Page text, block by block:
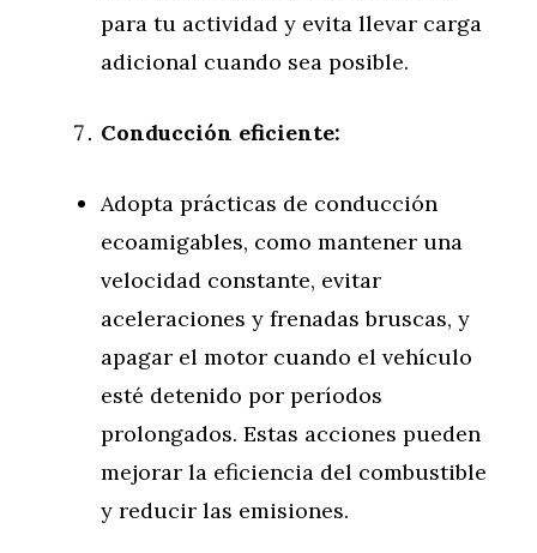
para tu actividad y evita llevar carga
adicional cuando sea posible.
Conducción eficiente:
Adopta prácticas de conducción
ecoamigables, como mantener una
velocidad constante, evitar
aceleraciones y frenadas bruscas, y
apagar el motor cuando el vehículo
esté detenido por períodos
prolongados. Estas acciones pueden
mejorar la eficiencia del combustible
y reducir las emisiones.